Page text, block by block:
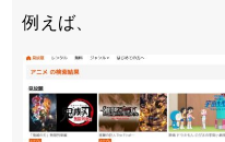
例えば、